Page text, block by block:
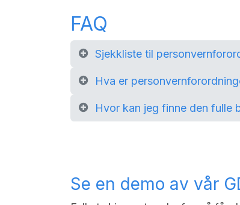
FAQ
Sjekkliste til
Hva er
Hvor kan jeg finne den fulle
Se en demo av vår